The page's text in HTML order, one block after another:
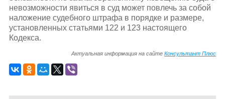
невозможности явиться в суд может повлечь за собой
наложение судебного штрафа в порядке и размере,
установленных статьями 122 и 123 настоящего
Кодекса.
Актуальная информация на сайтеКонсультант Плюс